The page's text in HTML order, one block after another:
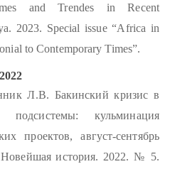
and Trendes in Recent
2023. Special issue “Africa in
to Contemporary Times”.
2022
Л.В. Бакинский кризис в
подсистемы: кульминация
проектов, август-сентябрь
история. 2022. № 5.